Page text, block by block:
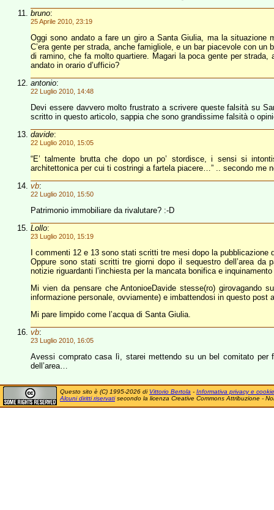
bruno:
25 Aprile 2010, 23:19
Oggi sono andato a fare un giro a Santa Giulia, ma la situazione
C’era gente per strada, anche famigliole, e un bar piacevole con
di ramino, che fa molto quartiere. Magari la poca gente per
andato in orario d’ufficio?
antonio:
22 Luglio 2010, 14:48
Devi essere davvero molto frustrato a scrivere queste falsità su
scritto in questo articolo, sappia che sono grandissime falsità o
davide:
22 Luglio 2010, 15:05
“E’ talmente brutta che dopo un po’ stordisce, i sensi si
architettonica per cui ti costringi a fartela piacere…” .. secondo me
vb:
22 Luglio 2010, 15:50
Patrimonio immobiliare da rivalutare? :-D
Lollo:
23 Luglio 2010, 15:19
I commenti 12 e 13 sono stati scritti tre mesi dopo la pubblicazione
Oppure sono stati scritti tre giorni dopo il sequestro dell’area da
notizie riguardanti l’inchiesta per la mancata bonifica e
Mi vien da pensare che AntonioeDavide stesse(ro) girovagando
informazione personale, ovviamente) e imbattendosi in questo
Mi pare limpido come l’acqua di Santa Giulia.
vb:
23 Luglio 2010, 16:05
Avessi comprato casa lì, starei mettendo su un bel comitato
dell’area…
Questo sito è (C) 1995-2026 di Vittorio Bertola - Informativa privacy e cookie
Alcuni diritti riservatisecondo la licenza Creative Commons Attribuzione -